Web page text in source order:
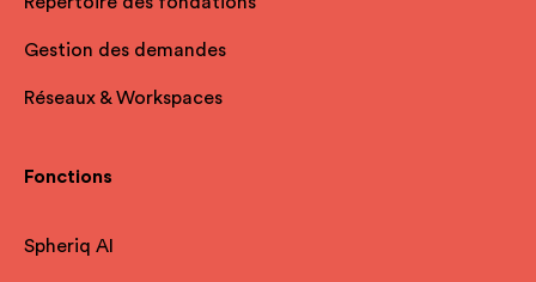
Gestion des demandes
Réseaux & Workspaces
Fonctions
Spheriq AI